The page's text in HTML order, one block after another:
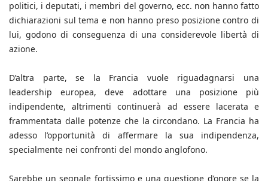
politici, i deputati, i membri del governo, ecc. non hanno fatto
dichiarazioni sul tema e non hanno preso posizione contro di
lui, godono di conseguenza di una considerevole libertà di
azione.
D’altra parte, se la Francia vuole riguadagnarsi una
leadership europea, deve adottare una posizione più
indipendente, altrimenti continuerà ad essere lacerata e
frammentata dalle potenze che la circondano. La Francia ha
adesso l’opportunità di affermare la sua indipendenza,
specialmente nei confronti del mondo anglofono.
Sarebbe un segnale fortissimo e una questione d’onore se la